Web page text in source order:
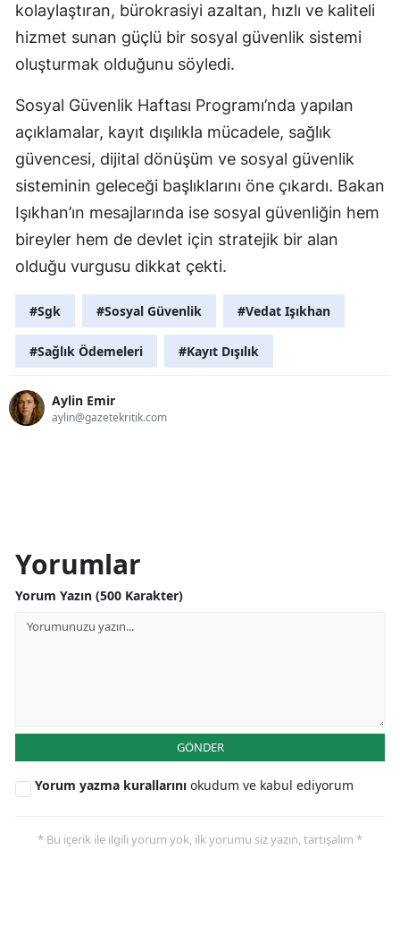
kolaylaştıran, bürokrasiyi azaltan, hızlı ve kaliteli
hizmet sunan güçlü bir sosyal güvenlik sistemi
oluşturmak olduğunu söyledi.
Sosyal Güvenlik Haftası Programı’nda yapılan
açıklamalar, kayıt dışılıkla mücadele, sağlık
güvencesi, dijital dönüşüm ve sosyal güvenlik
sisteminin geleceği başlıklarını öne çıkardı. Bakan
Işıkhan’ın mesajlarında ise sosyal güvenliğin hem
bireyler hem de devlet için stratejik bir alan
olduğu vurgusu dikkat çekti.
#Sgk #Sosyal Güvenlik #Vedat Işıkhan
#Sağlık Ödemeleri #Kayıt Dışılık
Aylin Emir
aylin@gazetekritik.com
Yorumlar
Yorum Yazın (500 Karakter)
GÖNDER
Yorum yazma kurallarını okudum ve kabul ediyorum
* Bu içerik ile ilgili yorum yok, ilk yorumu siz yazın, tartışalım *